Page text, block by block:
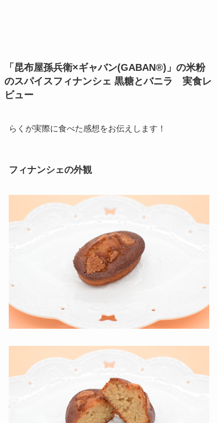
「昆布屋孫兵衛×ギャバン(GABAN®)」の米粉
のスパイスフィナンシェ 黒糖とバニラ 実食レ
ビュー
らくが実際に食べた感想をお伝えします！
フィナンシェの外観